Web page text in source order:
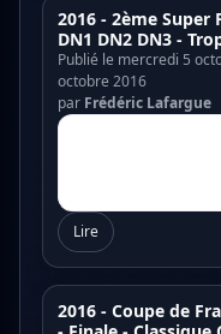
2016 - 2ème Super
DN1 DN2 DN3 -
Publié le mercredi 5
octobre 2016
par Frédéric Lafargue
Lire
2016 - Coupe de